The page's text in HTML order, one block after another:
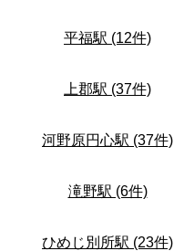
平福駅 (12件)
上郡駅 (37件)
河野原円心駅 (37件)
滝野駅 (6件)
ひめじ別所駅 (23件)